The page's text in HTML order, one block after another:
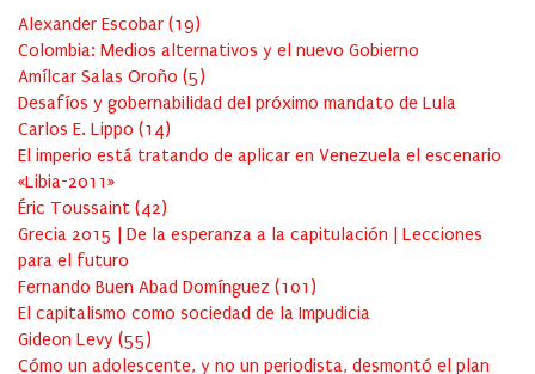
Alexander Escobar (19)
Colombia: Medios alternativos y el nuevo Gobierno
Amílcar Salas Oroño (5)
Desafíos y gobernabilidad del próximo mandato de Lula
Carlos E. Lippo (14)
El imperio está tratando de aplicar en Venezuela el escenario
«Libia-2011»
Éric Toussaint (42)
Grecia 2015 | De la esperanza a la capitulación | Lecciones
para el futuro
Fernando Buen Abad Domínguez (101 )
El capitalismo como sociedad de la Impudicia
Gideon Levy (55)
Cómo un adolescente, y no un periodista, desmontó el plan